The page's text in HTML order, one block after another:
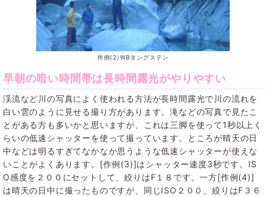
作例(2)WBタングステン
早朝の暗い時間帯は長時間露光がやりやすい
渓流など川の写真によく使われる方法が長時間露光で川の流れを
白い雲のように見せる撮り方があります。滝などの写真で見たこ
とがある方も多いかと思いますが、これは三脚を使って1秒以上く
らいの低速シャッターを使って撮っています。ところが晴天の日
中などは明るすぎてなかなか思うような低速シャッターが使えな
いことがよくあります。[作例(3)]はシャッター速度3秒です。IS
O感度を２００にセットして、絞りはF１８です。一方[作例(4)]
は晴天の日中に撮ったものですが、同じISO２００、絞りはF３６